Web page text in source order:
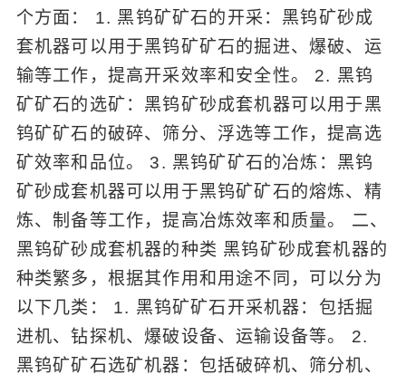
个方面： 1. 黑钨矿矿石的开采：黑钨矿砂成
套机器可以用于黑钨矿矿石的掘进、爆破、运
输等工作，提高开采效率和安全性。 2. 黑钨
矿矿石的选矿：黑钨矿砂成套机器可以用于黑
钨矿矿石的破碎、筛分、浮选等工作，提高选
矿效率和品位。 3. 黑钨矿矿石的冶炼：黑钨
矿砂成套机器可以用于黑钨矿矿石的熔炼、精
炼、制备等工作，提高冶炼效率和质量。 二、
黑钨矿砂成套机器的种类 黑钨矿砂成套机器的
种类繁多，根据其作用和用途不同，可以分为
以下几类： 1. 黑钨矿矿石开采机器：包括掘
进机、钻探机、爆破设备、运输设备等。 2.
黑钨矿矿石选矿机器：包括破碎机、筛分机、